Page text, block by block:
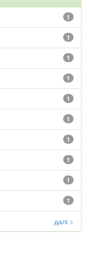
1
1
1
1
1
1
1
1
1
1
далі >